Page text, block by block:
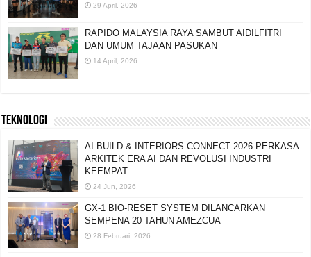
29 April, 2026
RAPIDO MALAYSIA RAYA SAMBUT AIDILFITRI
DAN UMUM TAJAAN PASUKAN
14 April, 2026
TEKNOLOGI
AI BUILD & INTERIORS CONNECT 2026 PERKASA
ARKITEK ERA AI DAN REVOLUSI INDUSTRI
KEEMPAT
24 Jun, 2026
GX-1 BIO-RESET SYSTEM DILANCARKAN
SEMPENA 20 TAHUN AMEZCUA
28 Februari, 2026